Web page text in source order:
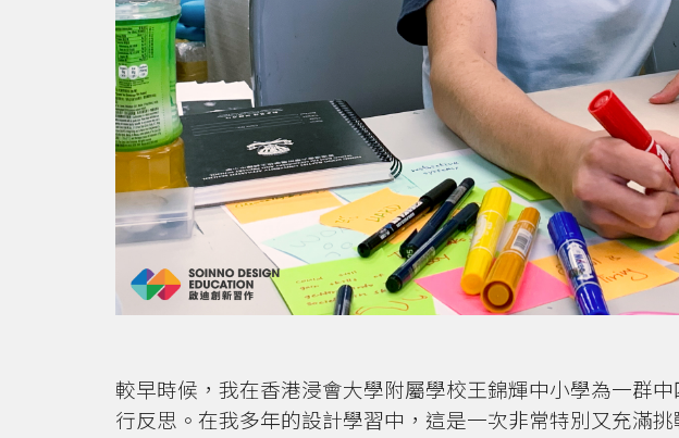
較早時候，我在香港浸會大學附屬學校王錦輝中小學為一群
行反思。在我多年的設計學習中，這是一次非常特別又充滿